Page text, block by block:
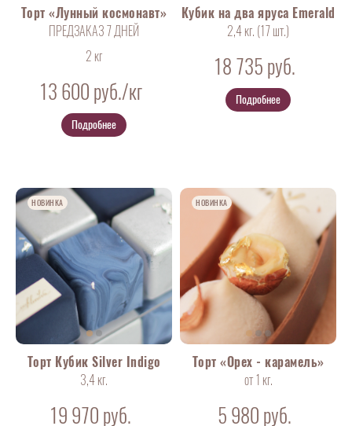
Торт «Лунный космонавт»
ПРЕДЗАКАЗ 7 ДНЕЙ
2 кг
13 600 руб./кг
Подробнее
Кубик на два яруса Emerald
2,4 кг. (17шт.)
18 735 руб.
Подробнее
НОВИНКА
Торт Кубик Silver Indigo
3,4 кг.
19 970 руб.
НОВИНКА
Торт «Орех - карамель»
от 1 кг.
5 980 руб.